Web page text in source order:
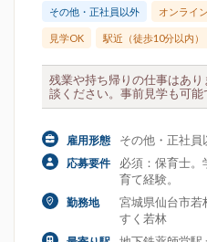
その他・正社員以外 オンライ
見学OK 駅近（徒歩10分以内）
残業や持ち帰りの仕事はあ
談ください。事前見学も可能
雇用形態 その他・正社員
応募要件
必須：保育士
育て経験。
勤務地
宮城県仙台市
すく若林